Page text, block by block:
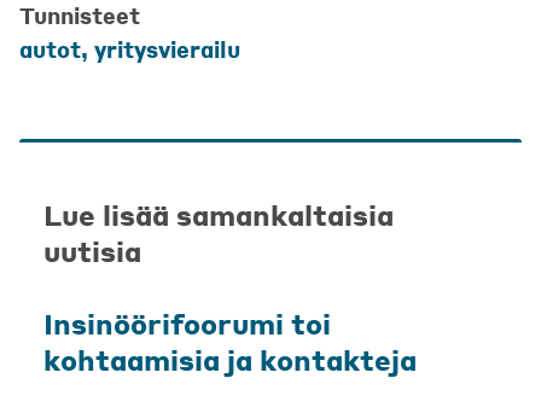
Tunnisteet
autot, yritysvierailu
Lue lisää samankaltaisia
uutisia
Insinöörifoorumi toi
kohtaamisia ja kontakteja